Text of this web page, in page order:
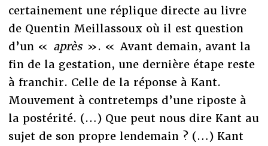
certainement une réplique directe au livre
de Quentin Meillassoux où il est question
d’un « après». « Avant demain, avant la
fin de la gestation, une dernière étape reste
à franchir. Celle de la réponse à Kant.
Mouvement à contretemps d’une riposte à
la postérité. (…) Que peut nous dire Kant au
sujet de son propre lendemain ? (…) Kant